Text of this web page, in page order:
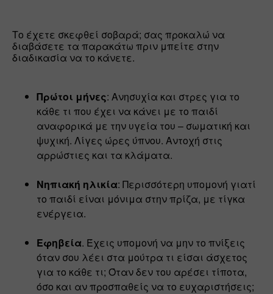
Το έχετε σκεφθεί σοβαρά; σας προκαλώ να
διαβάσετε τα παρακάτω πριν μπείτε στην
διαδικασία να το κάνετε.
Πρώτοι μήνες: Ανησυχία και στρες για το
κάθε τι που έχει να κάνει με το παιδί
αναφορικά με την υγεία του – σωματική και
ψυχική. Λίγες ώρες ύπνου. Αντοχή στις
αρρώστιες και τα κλάματα.
Νηπιακή ηλικία: Περισσότερη υπομονή γιατί
το παιδί είναι μόνιμα στην πρίζα, με τίγκα
ενέργεια.
Εφηβεία. Έχεις υπομονή να μην το πνίξεις
όταν σου λέει στα μούτρα τι είσαι άσχετος
για το κάθε τι; Όταν δεν του αρέσει τίποτα,
όσο και αν προσπαθείς να το ευχαριστήσεις;